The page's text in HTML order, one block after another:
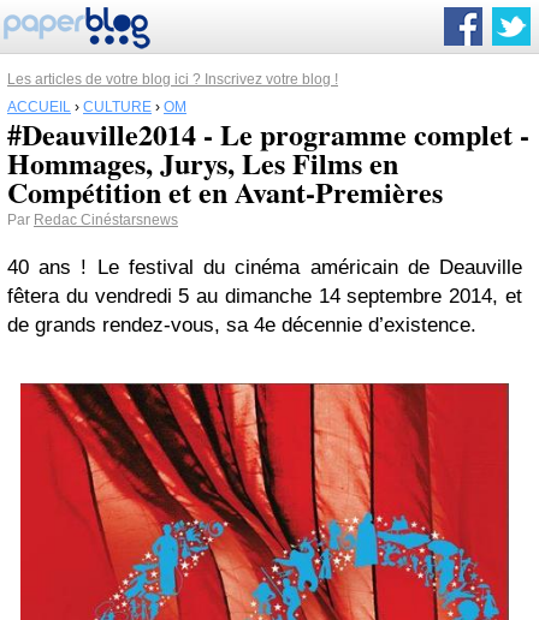
Les articles de votre blog ici ? Inscrivez votre blog !
ACCUEIL › CULTURE › OM
#Deauville2014 - Le programme complet -
Hommages, Jurys, Les Films en
Compétition et en Avant-Premières
Par Redac Cinéstarsnews
40 ans ! Le festival du cinéma américain de Deauville
fêtera du vendredi 5 au dimanche 14 septembre 2014, et
de grands rendez-vous, sa 4e décennie d’existence.